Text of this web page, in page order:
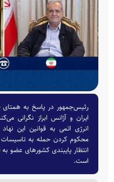
رئیس‌جمهور در پاسخ به همتای
ایران و آژانس ابراز نگرانی
انرژی اتمی به قوانین این
محکوم کردن حمله به تاسیسات
انتظار پایبندی کشور‌های عضو
است.